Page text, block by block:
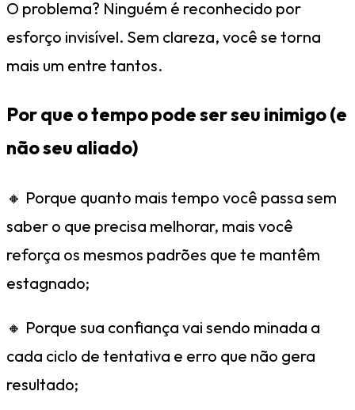
O problema? Ninguém é reconhecido por
esforço invisível. Sem clareza, você se torna
mais um entre tantos.
Por que o tempo pode ser seu inimigo (e
não seu aliado)
🔸 Porque quanto mais tempo você passa sem
saber o que precisa melhorar, mais você
reforça os mesmos padrões que te mantêm
estagnado;
🔸 Porque sua confiança vai sendo minada a
cada ciclo de tentativa e erro que não gera
resultado;